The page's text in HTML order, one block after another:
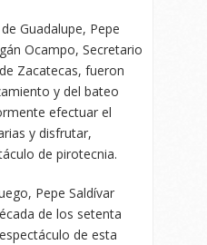
Guadalupe, Pepe
Ocampo, Secretario
Zacatecas, fueron
y del bateo
efectuar el
y disfrutar,
de pirotecnia.
Pepe Saldívar
de los setenta
de esta